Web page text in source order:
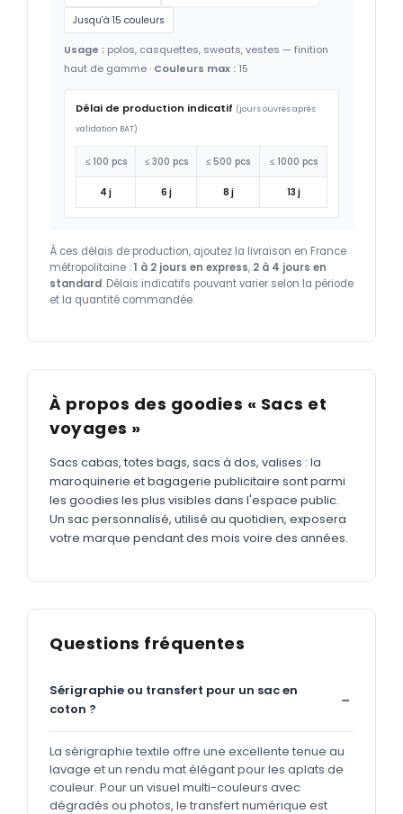
Jusqu'à 15 couleurs
Usage : polos, casquettes, sweats, vestes — finition
haut de gamme · Couleurs max : 15
Délai de production indicatif (jours ouvrés après
validation BAT)
≤ 100 pcs ≤ 300 pcs ≤ 500 pcs ≤ 1000 pcs
4 j 6 j 8 j 13 j
À ces délais de production, ajoutez la livraison en France
métropolitaine : 1 à 2 jours en express, 2 à 4 jours en
standard. Délais indicatifs pouvant varier selon la période
et la quantité commandée.
À propos des goodies « Sacs et
voyages »
Sacs cabas, totes bags, sacs à dos, valises : la
maroquinerie et bagagerie publicitaire sont parmi
les goodies les plus visibles dans l'espace public.
Un sac personnalisé, utilisé au quotidien, exposera
votre marque pendant des mois voire des années.
Questions fréquentes
Sérigraphie ou transfert pour un sac en
coton ?
La sérigraphie textile offre une excellente tenue au
lavage et un rendu mat élégant pour les aplats de
couleur. Pour un visuel multi-couleurs avec
dégradés ou photos, le transfert numérique est